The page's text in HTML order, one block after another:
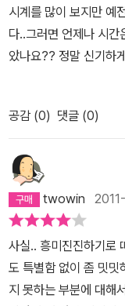
했지만 이 책에서 나오
을 느끼는 북한을 이탈
북한청년이라서 남한청
기서 참으로 삶이 무
험대상으로 삼았다는
시계를 많이 보지만 예
다..그러면 언제나 시간
았나요?? 정말 신기하
공감 (0) 댓글 (0)
twowin
사실.. 흥미진진하기로
도 특별함 없이 좀 밋밋
지 못하는 부분에 대해